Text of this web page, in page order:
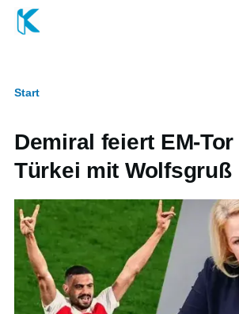
Direkt zum Inhalt
Start
Demiral feiert EM-
Türkei mit Wolfsgruß